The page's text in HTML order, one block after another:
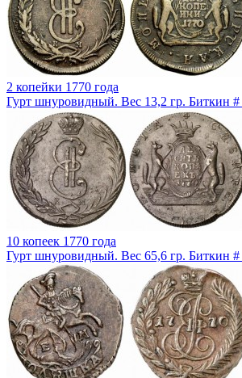
2 копейки 1770 года
Гурт шнуровидный. Вес 13,2 гр. Биткин
10 копеек 1770 года
Гурт шнуровидный. Вес 65,6 гр. Биткин